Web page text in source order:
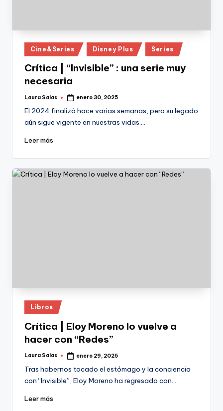
Publicado
en
Cine&Series Disney Plus Series
Crítica | “Invisible” : una serie muy
necesaria
Publicado
Laura Salas enero 30, 2025
El 2024 finalizó hace varias semanas, pero su legado
aún sigue vigente en nuestras vidas.…
Leer más
Publicado
en
Libros
Crítica | Eloy Moreno lo vuelve a
hacer con “Redes”
Publicado
Laura Salas enero 29, 2025
Tras habernos tocado el estómago y la conciencia
con “Invisible”, Eloy Moreno ha regresado con…
Leer más